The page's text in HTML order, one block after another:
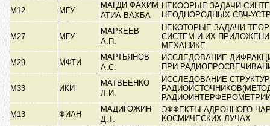
М12
МГУ
МАГДИ ФАХИМ
АТИА ВАХБА
НЕКООРЫЕ ЗАДАЧИ
НЕОДНОРОДНЫХ СВЧ-
М27 МГУ
МАРКЕЕВ
А.П.
НЕКОТОРЫЕ ЗАДАЧИ
СИСТЕМ И ИХ
МЕХАНИКЕ
М29
МФТИ
МАРТЬЯНОВ
А.С.
ИССЛЕДОВАНИЕ
ПРИ
М33 ИКИ
МАТВЕЕНКО
Л.И.
ИССЛЕДОВАНИЕ
М13
ФИАН
МАДИГОЖИН
Д.Т.
ЭФФЕКТЫ АДРОННОГО
КОСМИЧЕСКИХ ЛУЧАХ